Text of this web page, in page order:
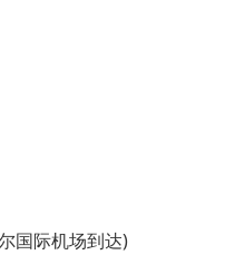
国际机场到达)